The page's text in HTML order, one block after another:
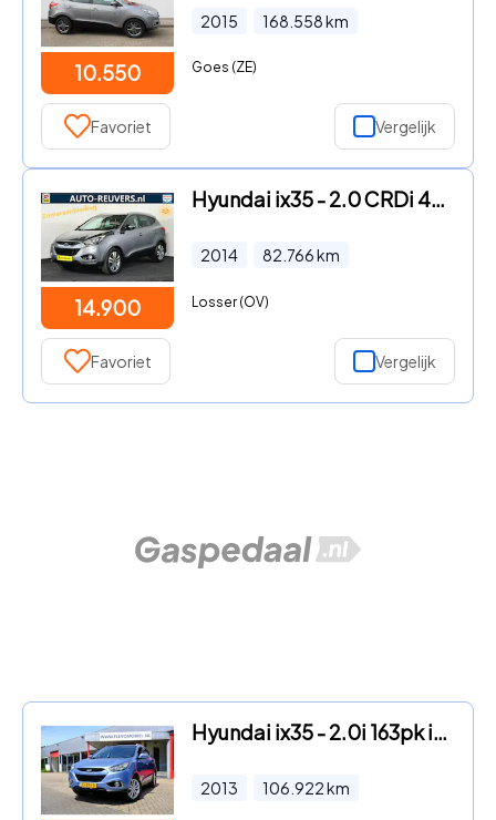
10.550
2015 168.558km
Goes (ZE)
Favoriet Vergelijk
14.900
Hyundai ix35 - 2.0 CRDi 4WD Style / Opendak / Leder / Navi / Camera
2014 82.766km
Losser (OV)
Favoriet Vergelijk
Hyundai ix35 - 2.0i 163pk i-Catcher Leder|Pano|Navi|Clima|Cam
2013 106.922km